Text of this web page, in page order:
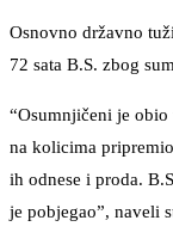
Osnovno državno
72 sata B.S. zbog
“Osumnjičeni je obio
na kolicima
ih odnese i proda.
je pobjegao”, naveli